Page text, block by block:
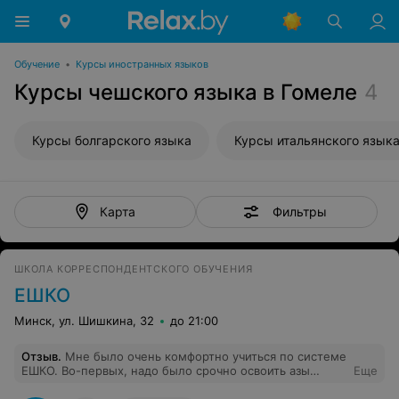
Обучение • Курсы иностранных языков
Курсы чешского языка в Гомеле 4
Курсы болгарского языка Курсы итальянского языка
Карта Фильтры
ШКОЛА КОРРЕСПОНДЕНТСКОГО ОБУЧЕНИЯ
ЕШКО
Минск, ул. Шишкина, 32 до 21:00
Отзыв. Мне было очень комфортно учиться по системе
ЕШКО. Во-первых, надо было срочно освоить азы
Еще